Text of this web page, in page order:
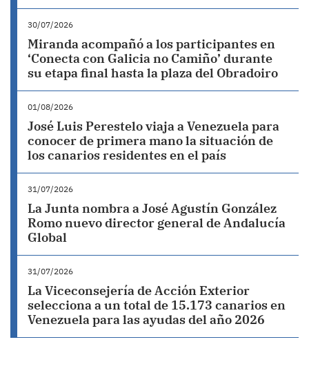
30/07/2026
Miranda acompañó a los participantes en
‘Conecta con Galicia no Camiño’ durante
su etapa final hasta la plaza del Obradoiro
01/08/2026
José Luis Perestelo viaja a Venezuela para
conocer de primera mano la situación de
los canarios residentes en el país
31/07/2026
La Junta nombra a José Agustín González
Romo nuevo director general de Andalucía
Global
31/07/2026
La Viceconsejería de Acción Exterior
selecciona a un total de 15.173 canarios en
Venezuela para las ayudas del año 2026